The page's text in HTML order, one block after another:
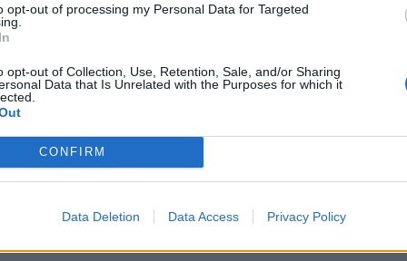
opt-out of processing my Personal Data for Targeted
opt-out of Collection, Use, Retention, Sale, and/or Sharing
Data that Is Unrelated with the Purposes for which it
CONFIRM
Data Deletion Data Access Privacy Policy
Najbolj vroče bo na Primorskem, v
v najbolj vročem delu dneva in ne pozabite na svoje